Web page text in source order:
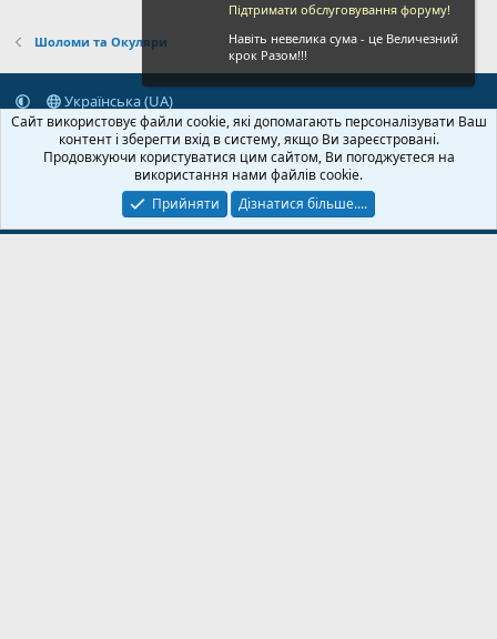
Шоломи та Окуляри
Українська (UA)
Зворотній зв'язок
Умови і правила
Політика конфіденційності
Дoпoмoга
Головна
R
S
S
© 2020-2026 FPVUA.ORG Розроблено:Magshifter
Підтримати обслуговування форуму!
Навіть невелика сума - це Величезний
крок Разом!!!
Сайт використовує файли cookie, які допомагають персоналізувати Ваш
контент і зберегти вхід в систему, якщо Ви зареєстровані.
Продовжуючи користуватися цим сайтом, Ви погоджуєтеся на
використання нами файлів cookie.
Прийняти
Дізнатися більше....